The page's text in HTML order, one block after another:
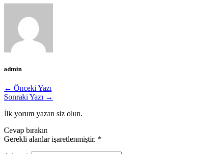
admin
← Önceki Yazı
Sonraki Yazı →
İlk yorum yazan siz olun.
Cevap bırakın
Gerekli alanlar işaretlenmiştir. *